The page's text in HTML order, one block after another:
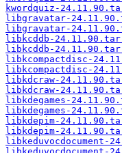
kwordquiz-
libgravatar-
libgravatar-
libkcddb-
libkcddb-
libkcompactdisc-
libkcompactdisc-
libkdcraw-
libkdcraw-
libkdegames-
libkdegames-
libkdepim-
libkdepim-
libkeduvocdocument-